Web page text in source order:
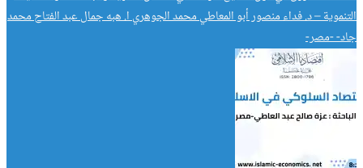
التنموية – د. فداء منصور أبو المعاطي محمد الجوهري ا. هبه جمال عبد الفتاح محمد
جاد- -مصر-